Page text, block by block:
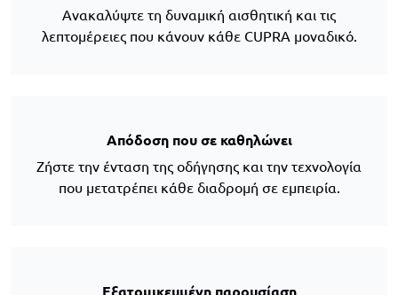
Ανακαλύψτε τη δυναμική αισθητική και τις
λεπτομέρειες που κάνουν κάθε CUPRA μοναδικό.
Απόδοση που σε καθηλώνει
Ζήστε την ένταση της οδήγησης και την τεχνολογία
που μετατρέπει κάθε διαδρομή σε εμπειρία.
Εξατομικευμένη παρουσίαση